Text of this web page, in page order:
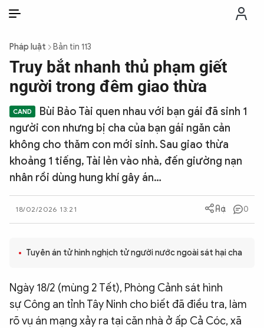
THỜI SỰ
CHỐNG DIỄN BIẾN HÒA BÌNH
CÔNG AN TRONG LÒNG DÂN
PHÁP LUẬT
VĂN HÓA - THỂ THAO
Pháp luật Bản tin 113
Truy bắt nhanh thủ phạm giết
người trong đêm giao thừa
Bùi Bảo Tài quen nhau với bạn gái đã sinh 1
người con nhưng bị cha của bạn gái ngăn cản
không cho thăm con mới sinh. Sau giao thừa
khoảng 1 tiếng, Tài lẻn vào nhà, đến giường nạn
nhân rồi dùng hung khí gây án…
18/02/2026 13:21 0
Tuyên án tử hình nghịch tử người nước ngoài sát hại cha
Ngày 18/2 (mùng 2 Tết), Phòng Cảnh sát hình
sự Công an tỉnh Tây Ninh cho biết đã điều tra, làm
rõ vụ án mạng xảy ra tại căn nhà ở ấp Cả Cóc, xã